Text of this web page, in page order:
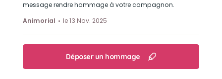
message rendre hommage à votre compagnon.
Animorial
le 13 Nov. 2025
Déposer un hommage